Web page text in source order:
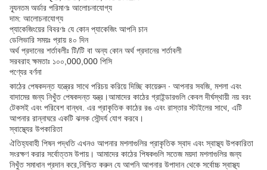
ন্যূনতম অর্ডার পরিমাণঃ আলোচনাযোগ্য
দাম: আলোচনাযোগ্য
প্যাকেজিংয়ের বিবরণঃ যে কোন প্যাকেজিং আপনি চান
ডেলিভারি সময়ঃ প্রায় ৪০ দিন
অর্থ প্রদানের শর্তাবলীঃ টি/টি বা অন্য কোন অর্থ প্রদানের শর্তাবলী
সরবরাহ ক্ষমতাঃ ১০০,000,000 পিসি
পণ্যের বর্ণনা
কাঠের পেষকদন্ত যন্ত্রের সাথে পরিচয় করিয়ে দিচ্ছি কায়েরুন ∙ আপনার সবজি, মশলা এবং
বাদামের জন্য নিখুঁত পেষকদন্ত যন্ত্র।আমাদের কাঠের গ্রাইন্ডারগুলি কেবল দীর্ঘস্থায়ী নয় বরং
টেকসই এবং পরিবেশ বান্ধব. এর প্রাকৃতিক কাঠের রঙ এবং রাস্তার স্টাইলের সাথে, এটি
আপনার রান্নাঘরে একটি ঝলক সৌন্দর্য যোগ করবে।
স্বাস্থ্যের উপকারিতা
ঐতিহ্যবাহী পিষন পদ্ধতি এখনও আপনার মশলাগুলির প্রাকৃতিক স্বাদ এবং স্বাস্থ্য উপকারিতা
সংরক্ষণ করার সর্বোত্তম উপায়। আমাদের কাঠের পিষকগুলি সতেজ ময়দা মশলাগুলির জন্য
নিখুঁত সমাধান প্রদান করে,নিশ্চিত করুন যে আপনি আপনার উপাদান থেকে সর্বোচ্চ স্বাস্থ্য